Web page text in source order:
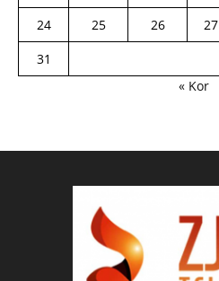
24
25 26 27
31
« Kor